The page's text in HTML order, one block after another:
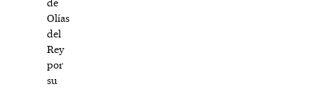
de
Olías
del
Rey
por
su